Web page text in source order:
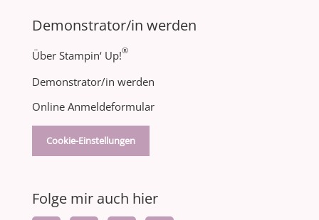
Demonstrator/in werden
Über Stampin‘ Up!®
Demonstrator/in werden
Online Anmeldeformular
Cookie-Einstellungen
Folge mir auch hier